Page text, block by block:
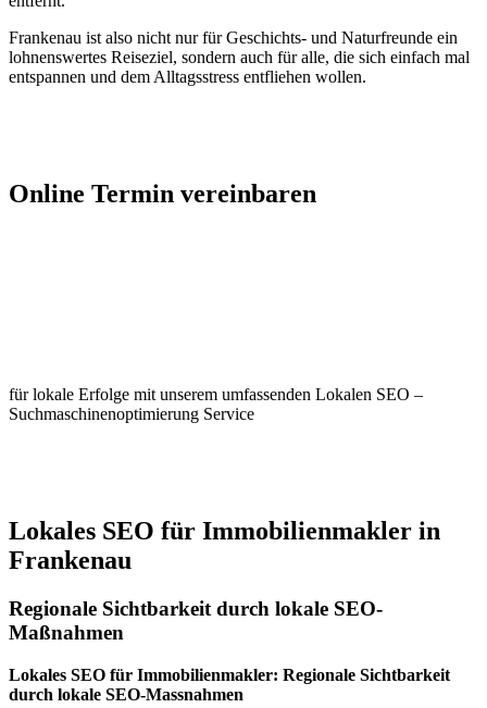
Frankenau ist also nicht nur für Geschichts- und Naturfreunde ein
lohnenswertes Reiseziel, sondern auch für alle, die sich einfach mal
entspannen und dem Alltagsstress entfliehen wollen.
Online Termin vereinbaren
für lokale Erfolge mit unserem umfassenden Lokalen SEO –
Suchmaschinenoptimierung Service
Lokales SEO für Immobilienmakler in
Frankenau
Regionale Sichtbarkeit durch lokale SEO-
Maßnahmen
Lokales SEO für Immobilienmakler: Regionale Sichtbarkeit
durch lokale SEO-Massnahmen